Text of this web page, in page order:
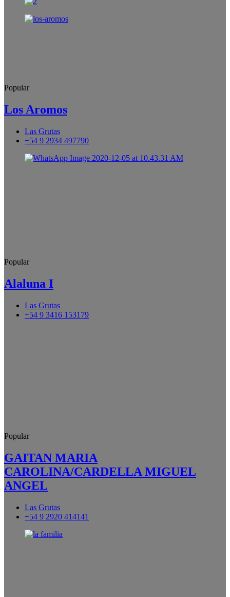
Popular
Los Aromos
Las Grutas
+54 9 2934 497790
Popular
Alaluna I
Las Grutas
+54 9 3416 153179
Popular
GAITAN MARIA
CAROLINA/CARDELLA MIGUEL
ANGEL
Las Grutas
+54 9 2920 414141